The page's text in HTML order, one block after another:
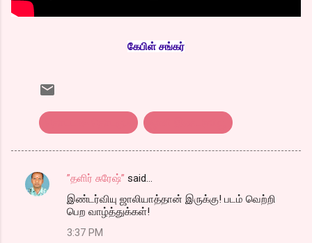
கேபிள் சங்கர்
C
”தளிர் சுரேஷ்” said…
இண்டர்வியு ஜாலியாத்தான் இருக்கு! படம் வெற்றி
பெற வாழ்த்துக்கள்!
3:37 PM